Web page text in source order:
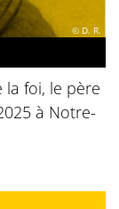
© D. R.
foi, le père
à Notre-